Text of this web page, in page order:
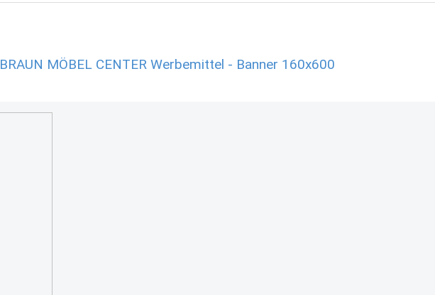
BRAUN MÖBEL CENTER Werbemittel - Banner 160x600